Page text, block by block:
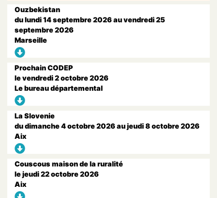
Ouzbekistan
du lundi 14 septembre 2026 au vendredi 25
septembre 2026
Marseille
Prochain CODEP
le vendredi 2 octobre 2026
Le bureau départemental
La Slovenie
du dimanche 4 octobre 2026 au jeudi 8 octobre 2026
Aix
Couscous maison de la ruralité
le jeudi 22 octobre 2026
Aix